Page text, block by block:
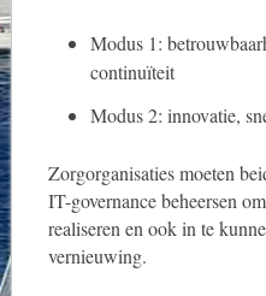
Modus 1:
continuïteit
Modus 2: innovatie,
Zorgorganisaties moeten
IT-governance beheersen
realiseren en ook in te
vernieuwing.